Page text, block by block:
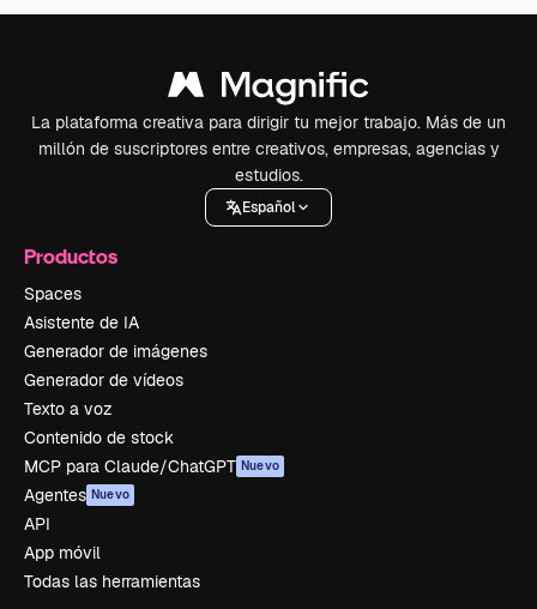
La plataforma creativa para dirigir tu mejor trabajo. Más de un
millón de suscriptores entre creativos, empresas, agencias y
estudios.
Español
Productos
Spaces
Asistente de IA
Generador de imágenes
Generador de vídeos
Texto a voz
Contenido de stock
MCP para Claude/ChatGPT Nuevo
Agentes Nuevo
API
App móvil
Todas las herramientas